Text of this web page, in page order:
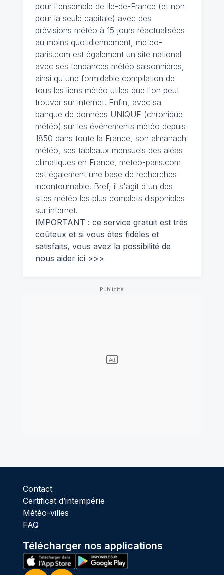
pour l'ensemble de Ile-de-France (et non
pour la seule capitale) avec des
prévisions météo à 15 jours réactualisées
au moins quotidiennement, meteo-
paris.com est également un site national
avec ses tendances météo saisonnières
ainsi qu'une formidable compilation de
tous les liens météo utiles que l'on peut
trouver sur internet. Enfin, avec sa
banque de données UNIQUE (chronique
météo) sur les événements météo depuis
1850 dans toute la France, son almanach
météo, ses tableaux mensuels des aléas
climatiques en France, meteo-paris.com
est également une base de recherches
incontournable. Bref, il s'agit d'un des
sites météo les plus complets disponibles
sur internet.
IMPORTANT : ce service gratuit est très
coûteux et si vous êtes fidèles et
satisfaits, vous avez la possibilité de
nous aider ici >>>
Contact
Certificat d’intempérie
Météo-villes
FAQ
Télécharger nos applications